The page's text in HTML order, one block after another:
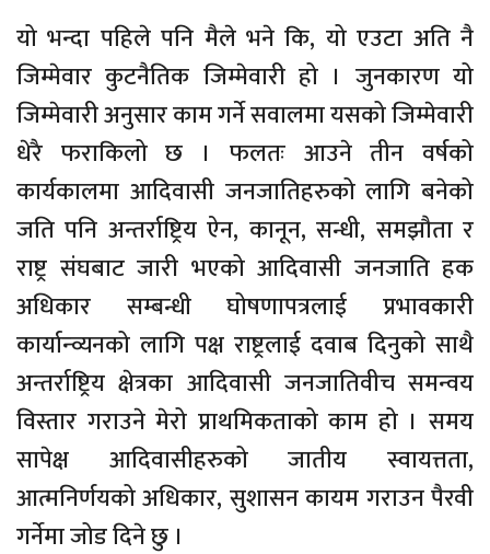
यो भन्दा पहिले पनि मैले भने कि, यो एउटा अति नै
जिम्मेवार कुटनैतिक जिम्मेवारी हो । जुनकारण यो
जिम्मेवारी अनुसार काम गर्ने सवालमा यसको जिम्मेवारी
धेरै फराकिलो छ । फलतः आउने तीन वर्षको
कार्यकालमा आदिवासी जनजातिहरुको लागि बनेको
जति पनि अन्तर्राष्ट्रिय ऐन, कानून, सन्धी, समझौता र
राष्ट्र संघबाट जारी भएको आदिवासी जनजाति हक
अधिकार सम्बन्धी घोषणापत्रलाई प्रभावकारी
कार्यान्व्यनको लागि पक्ष राष्ट्रलाई दवाब दिनुको साथै
अन्तर्राष्ट्रिय क्षेत्रका आदिवासी जनजातिवीच समन्वय
विस्तार गराउने मेरो प्राथमिकताको काम हो । समय
सापेक्ष आदिवासीहरुको जातीय स्वायत्तता,
आत्मनिर्णयको अधिकार, सुशासन कायम गराउन पैरवी
गर्नेमा जोड दिने छु ।